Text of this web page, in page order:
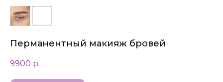
Перманентный макияж бровей
9900 р.